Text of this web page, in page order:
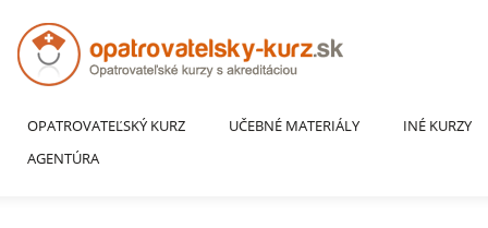
OPATROVATEĽSKÝ KURZ UČEBNÉ MATERIÁLY
INÉ KURZY
AGENTÚRA